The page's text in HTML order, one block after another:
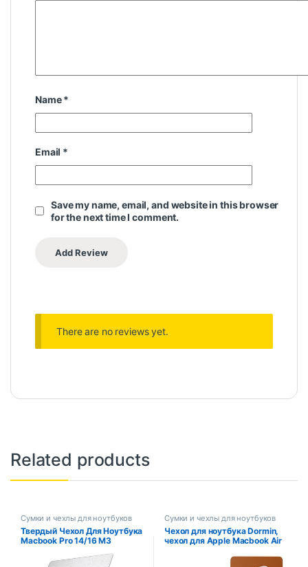
Name*
Email *
Save my name, email, and website in this browser
for the next time I comment.
There are no reviews yet.
Related products
Сумки и чехлы для ноутбуков
Твердый Чехол Для Ноутбука
Macbook Pro 14/16 M3
Air 15, Унисекс
Сумки и чехлы для ноутбуков
Чехол для ноутбука Dormin,
чехол для Apple Macbook Air
ноутбука ASUS 11 12 13,3 14